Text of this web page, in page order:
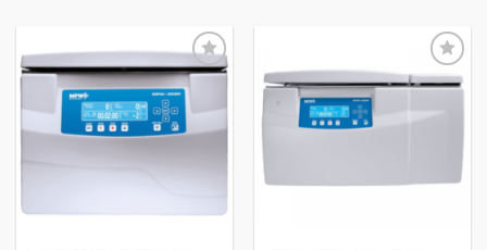
OBSERWUJ OBSERWUJ